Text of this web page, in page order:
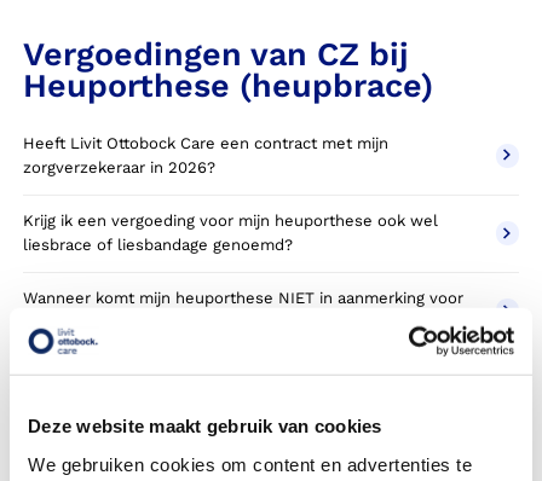
Deze website maakt gebruik van cookies
We gebruiken cookies om content en advertenties te
Vergoedingen van CZ bij
Heuporthese (heupbrace)
Heeft Livit Ottobock Care een contract met mijn
zorgverzekeraar in 2026?
Krijg ik een vergoeding voor mijn heuporthese ook wel
liesbrace of liesbandage genoemd?
Wanneer komt mijn heuporthese NIET in aanmerking voor
Wordt mijn heuporthese vergoed uit de basisverzekering?
Wordt mijn heuporthese vergoed vanuit een aanvullende